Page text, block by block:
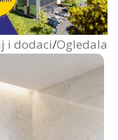
i dodaci/Ogledala